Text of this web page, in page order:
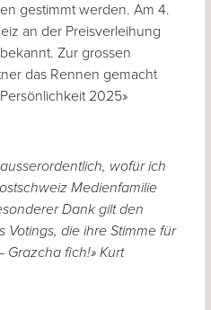
gestimmt werden. Am 4.
an der Preisverleihung
Zur grossen
das Rennen gemacht
2025»
wofür ich
Medienfamilie
Dank gilt den
Votings, die ihre Stimme für
Grazcha fich!» Kurt